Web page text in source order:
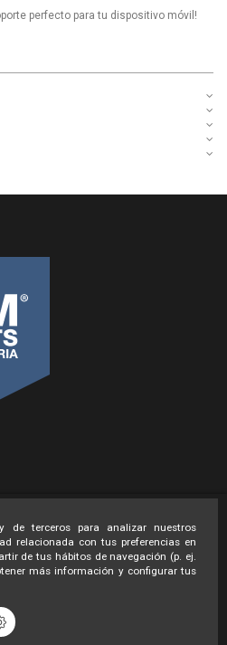
de terceros para analizar nuestros
relacionada con tus preferencias en
de tus hábitos de navegación (p. ej.
más información y configurar tus
perfecto para tu dispositivo móvil!